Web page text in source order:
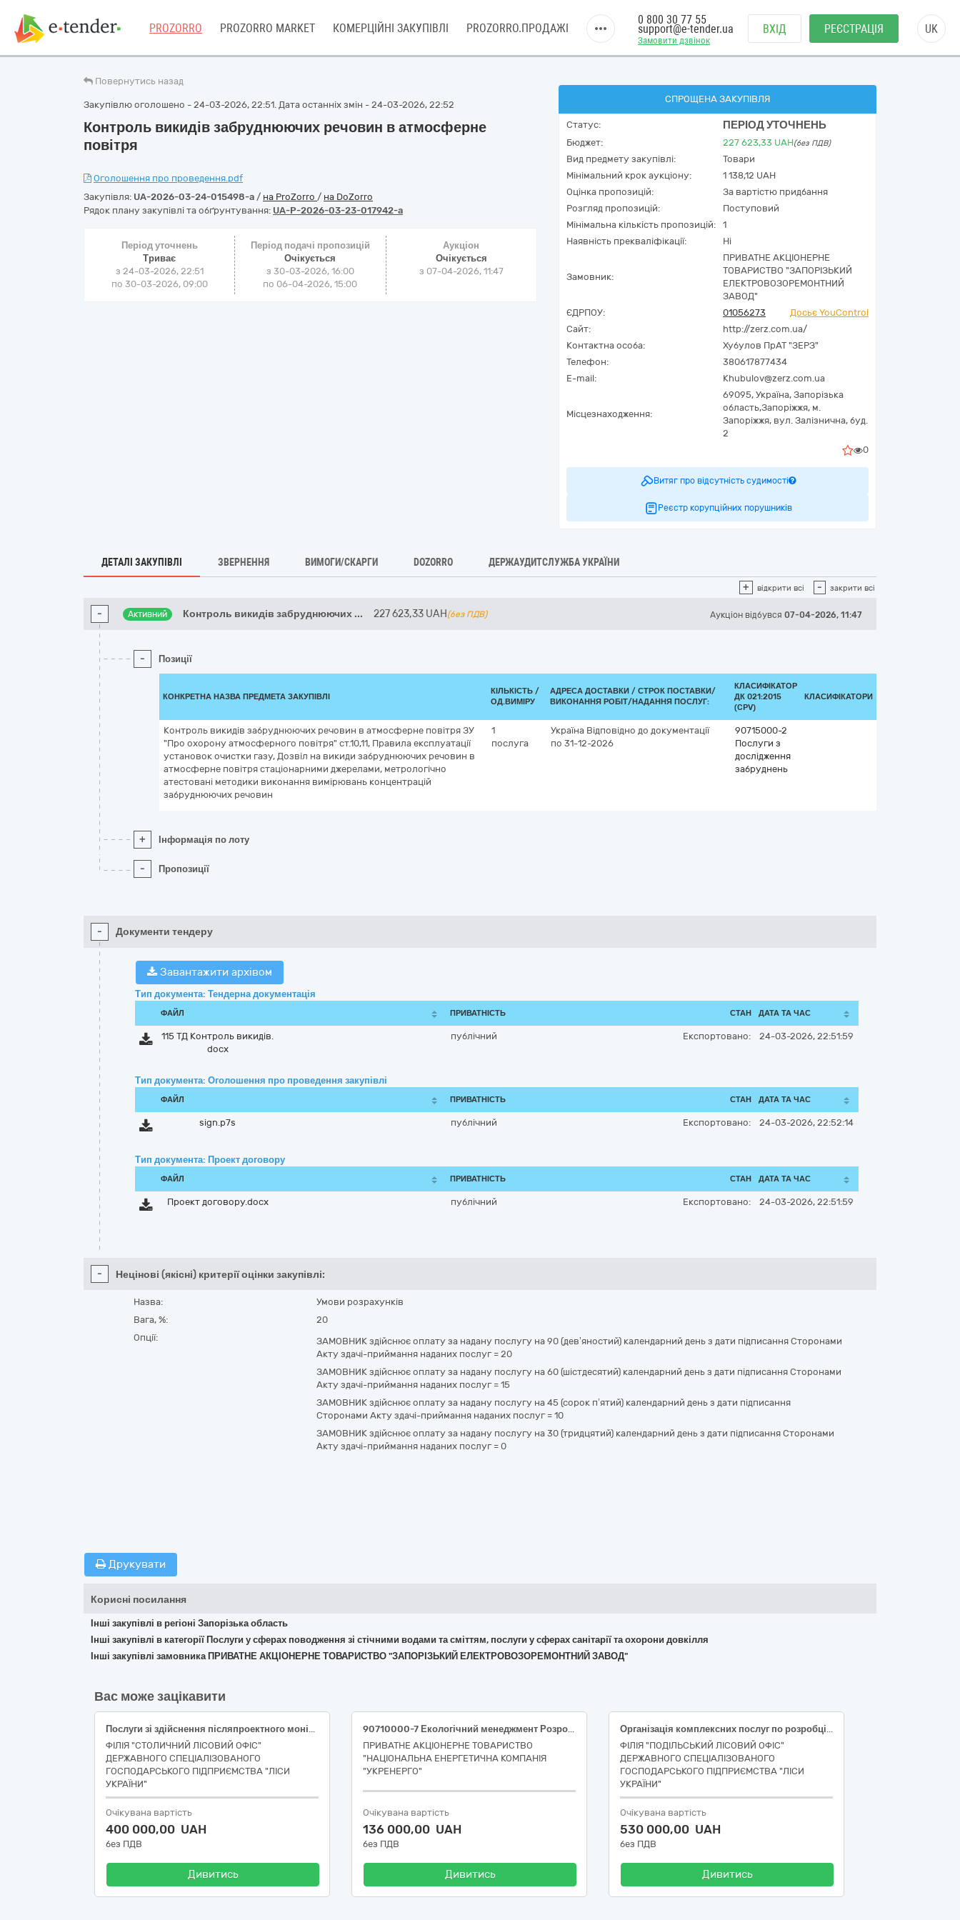
PROZORRO PROZORRO MARKET КОМЕРЦІЙНІ ЗАКУПІВЛІ PROZORRO.ПРОДАЖІ
Замовити дзвінок
0 800 30 77 55
support@e-tender.ua ВХІД РЕЄСТРАЦІЯ UK
Повернутись назад
Закупівлю оголошено - 24-03-2026, 22:51. Дата останніх змін - 24-03-2026, 22:52
Контроль викидів забруднюючих речовин в атмосферне
повітря
Оголошення про проведення.pdf
Закупівля: UA-2026-03-24-015498-a / на ProZorro / на DoZorro
Рядок плану закупівлі та обґрунтування: UA-P-2026-03-23-017942-a
Період уточнень
Триває
з 24-03-2026, 22:51
по 30-03-2026, 09:00
Період подачі пропозицій
Очікується
з 30-03-2026, 16:00
по 06-04-2026, 15:00
Аукціон
Очікується
з 07-04-2026, 11:47
СПРОЩЕНА ЗАКУПІВЛЯ
Статус: ПЕРІОД УТОЧНЕНЬ
Бюджет: 227 623,33 UAH(без ПДВ)
Вид предмету закупівлі:
Товари
Мінімальний крок аукціону:
1 138,12 UAH
Оцінка пропозицій:
За вартістю придбання
Розгляд пропозицій:
Поступовий
Мінімальна кількість пропозицій:
1
Наявність прекваліфікації:
Ні
Замовник:
ПРИВАТНЕ АКЦІОНЕРНЕ
ТОВАРИСТВО "ЗАПОРІЗЬКИЙ
ЕЛЕКТРОВОЗОРЕМОНТНИЙ
ЗАВОД"
ЄДРПОУ:
01056273
Досьє YouControl
Сайт:
http://zerz.com.ua/
Контактна особа:
Хубулов ПрАТ "ЗЕРЗ"
Телефон:
380617877434
E-mail:
Khubulov@zerz.com.ua
Місцезнаходження:
69095, Україна, Запорізька
область,Запоріжжя, м.
Запоріжжя, вул. Залізнична, буд.
2
0
Витяг про відсутність судимості
Реєстр корупційних порушників
ДЕТАЛІ ЗАКУПІВЛІ ЗВЕРНЕННЯ ВИМОГИ/СКАРГИ DOZORRO ДЕРЖАУДИТСЛУЖБА УКРАЇНИ
+ відкрити всі - закрити всі
- Активний Контроль викидів забруднюючих ... 227 623,33 UAH (без ПДВ) Аукціон відбувся 07-04-2026, 11:47
- Позиції
КОНКРЕТНА НАЗВА ПРЕДМЕТА ЗАКУПІВЛІ
КІЛЬКІСТЬ /
ОД.ВИМІРУ
АДРЕСА ДОСТАВКИ / СТРОК ПОСТАВКИ/
ВИКОНАННЯ РОБІТ/НАДАННЯ ПОСЛУГ:
КЛАСИФІКАТОР
ДК 021:2015
(CPV)
КЛАСИФІКАТОРИ
Контроль викидів забруднюючих речовин в атмосферне повітря ЗУ
"Про охорону атмосферного повітря" ст.10,11, Правила експлуатації
установок очистки газу, Дозвіл на викиди забруднюючих речовин в
атмосферне повітря стаціонарними джерелами, метрологічно
атестовані методики виконання вимірювань концентрацій
забруднюючих речовин
1
послуга
Україна Відповідно до документації
по 31-12-2026
90715000-2
Послуги з
дослідження
забруднень
+ Інформація по лоту
- Пропозиції
- Документи тендеру
Завантажити архівом
Тип документа: Тендерна документація
ФАЙЛ ПРИВАТНІСТЬ СТАН ДАТА ТА ЧАС
115 ТД Контроль викидів.
docx
публічний Експортовано: 24-03-2026, 22:51:59
Тип документа: Оголошення про проведення закупівлі
ФАЙЛ ПРИВАТНІСТЬ СТАН ДАТА ТА ЧАС
sign.p7s публічний Експортовано: 24-03-2026, 22:52:14
Тип документа: Проект договору
ФАЙЛ ПРИВАТНІСТЬ СТАН ДАТА ТА ЧАС
Проект договору.docx публічний Експортовано: 24-03-2026, 22:51:59
- Нецінові (якісні) критерії оцінки закупівлі:
Назва:
Умови розрахунків
Вага, %:
20
Опції:
ЗАМОВНИК здійснює оплату за надану послугу на 90 (дев’яностий) календарний день з дати підписання Сторонами
Акту здачі-приймання наданих послуг= 20
ЗАМОВНИК здійснює оплату за надану послугу на 60 (шістдесятий) календарний день з дати підписання Сторонами
Акту здачі-приймання наданих послуг= 15
ЗАМОВНИК здійснює оплату за надану послугу на 45 (сорок п’ятий) календарний день з дати підписання
Сторонами Акту здачі-приймання наданих послуг= 10
ЗАМОВНИК здійснює оплату за надану послугу на 30 (тридцятий) календарний день з дати підписання Сторонами
Акту здачі-приймання наданих послуг= 0
Друкувати
Корисні посилання
Інші закупівлі в регіоні Запорізька область
Інші закупівлі в категорії Послуги у сферах поводження зі стічними водами та сміттям, послуги у сферах санітарії та охорони довкілля
Інші закупівлі замовника ПРИВАТНЕ АКЦІОНЕРНЕ ТОВАРИСТВО "ЗАПОРІЗЬКИЙ ЕЛЕКТРОВОЗОРЕМОНТНИЙ ЗАВОД"
Вас може зацікавити
Послуги зі здійснення післяпроектного моніторингу оцінки впливу на довкілля у межах впливу планованої діяльності проектів по Білоцерківському надлісництву
ФІЛІЯ "СТОЛИЧНИЙ ЛІСОВИЙ ОФІС"
ДЕРЖАВНОГО СПЕЦІАЛІЗОВАНОГО
ГОСПОДАРСЬКОГО ПІДПРИЄМСТВА "ЛІСИ
УКРАЇНИ"
Очікувана вартість
400 000,00 UAH
без ПДВ
Дивитись
90710000-7 Екологічний менеджмент Розробка документів для отримання дозволу на спецводокористування та розрахунок гранично допустимих скидів на об’єктах НЕК «Укренерго»
ПРИВАТНЕ АКЦІОНЕРНЕ ТОВАРИСТВО
"НАЦІОНАЛЬНА ЕНЕРГЕТИЧНА КОМПАНІЯ
"УКРЕНЕРГО"
Очікувана вартість
136 000,00 UAH
без ПДВ
Дивитись
Організація комплексних послуг по розробці, збору даних необхідних для проведення процедури оцінки впливу на довкілля в порядку спеціального використання лісових ресурсів Бережанського надлісництва Філії «Подільський лісовий офіс» ДП «Ліси України»
ФІЛІЯ "ПОДІЛЬСЬКИЙ ЛІСОВИЙ ОФІС"
ДЕРЖАВНОГО СПЕЦІАЛІЗОВАНОГО
ГОСПОДАРСЬКОГО ПІДПРИЄМСТВА "ЛІСИ
УКРАЇНИ"
Очікувана вартість
530 000,00 UAH
без ПДВ
Дивитись